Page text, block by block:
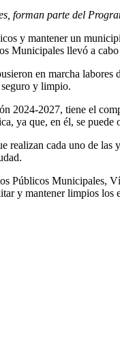
forman parte del
y mantener un
Municipales llevó a
en marcha
seguro y limpio.
2024-2027, tiene el
ya que, en él, se
realizan cada uno de
Públicos Municipales,
y mantener limpios los